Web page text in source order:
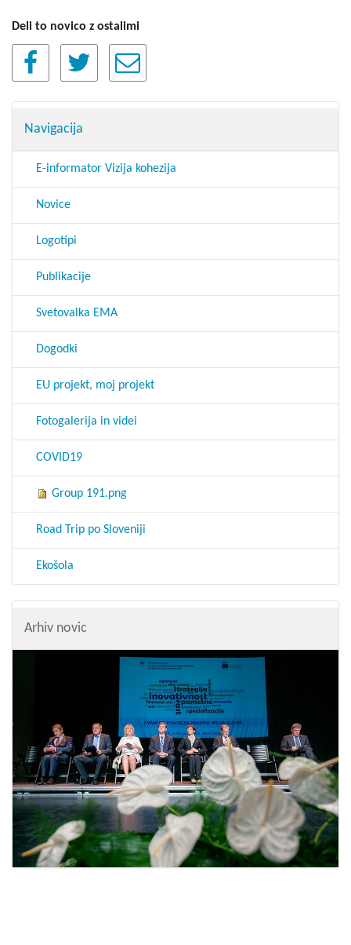
Deli to novico z ostalimi
Navigacija
E-informator Vizija kohezija
Novice
Logotipi
Publikacije
Svetovalka EMA
Dogodki
EU projekt, moj projekt
Fotogalerija in videi
COVID19
Group 191.png
Road Trip po Sloveniji
Ekošola
Arhiv novic